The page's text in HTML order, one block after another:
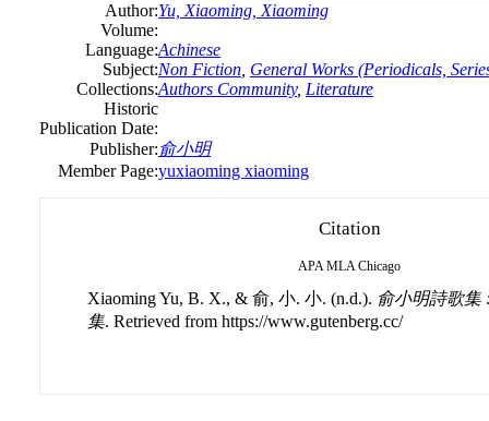
Author:Yu, Xiaoming, Xiaoming
Volume:
Language:Achinese
Subject:Non Fiction General Works (Periodicals,
Collections:Authors Community, Literature
Historic
Publication Date:
Publisher:俞小明
Member Page:yuxiaoming xiaoming
Citation
APA MLA Chicago
Xiaoming Yu, B. X., & 俞, 小. 小. (n.d.). 俞小明詩歌集
集. Retrieved from https://www.gutenberg.cc/